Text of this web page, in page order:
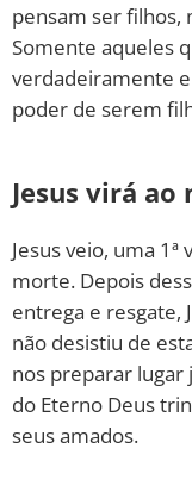
pensam ser filhos,
Somente aqueles
verdadeiramente
poder de serem
Jesus virá
Jesus veio, uma 1ª
morte. Depois
entrega e resgate,
não desistiu de
nos preparar
do Eterno Deus
seus amados.